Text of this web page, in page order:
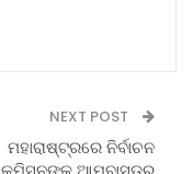
NEXT POST
ମହାରାଷ୍ଟ୍ରରେ ନିର୍ବାଚନ